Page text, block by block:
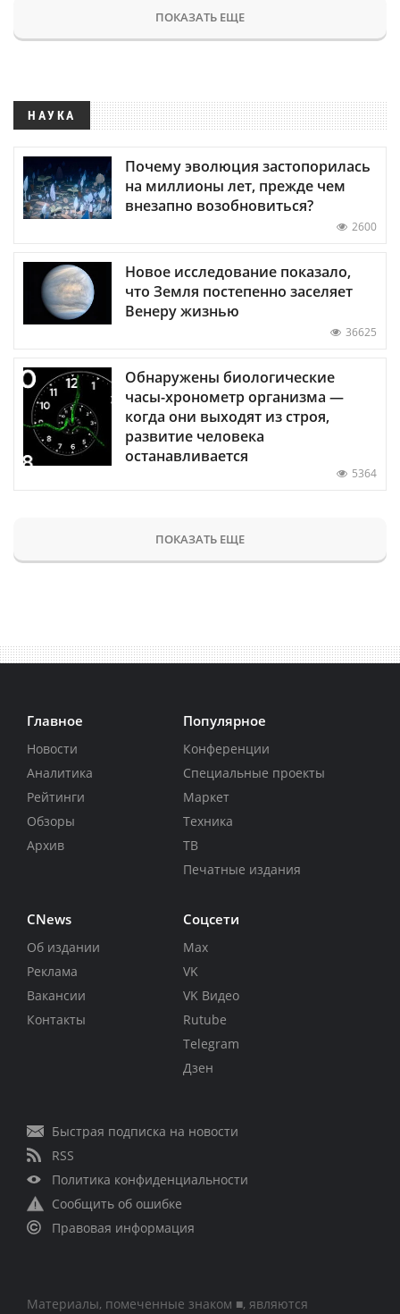
ПОКАЗАТЬ ЕЩЕ
НАУКА
Почему эволюция застопорилась
на миллионы лет, прежде чем
внезапно возобновиться?
2600
Новое исследование показало,
что Земля постепенно заселяет
Венеру жизнью
36625
Обнаружены биологические
часы-хронометр организма —
когда они выходят из строя,
развитие человека
останавливается
5364
ПОКАЗАТЬ ЕЩЕ
Главное
Новости
Аналитика
Рейтинги
Обзоры
Архив
Популярное
Конференции
Специальные проекты
Маркет
Техника
ТВ
Печатные издания
CNews
Об издании
Реклама
Вакансии
Контакты
Соцсети
Max
VK
VK Видео
Rutube
Telegram
Дзен
Быстрая подписка на новости
RSS
Политика конфиденциальности
Сообщить об ошибке
Правовая информация
Материалы, помеченные знаком ■, являются